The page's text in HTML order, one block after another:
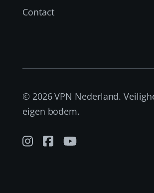
Contact
© 2026 VPN Nederland.
eigen bodem.